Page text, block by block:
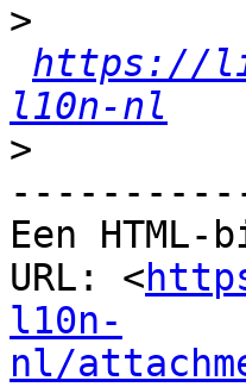
>
https://
l10n-nl
>
Een
URL: <
l10n-
nl/